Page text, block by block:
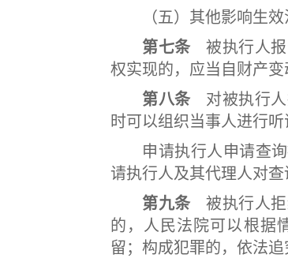
（五）其他影响生效
第七条 被执行人报
权实现的，应当自财产
第八条 对被执行人
时可以组织当事人进行听
申请执行人申请查询
请执行人及其代理人对查
第九条 被执行人拒
的，人民法院可以根据
留；构成犯罪的，依法追